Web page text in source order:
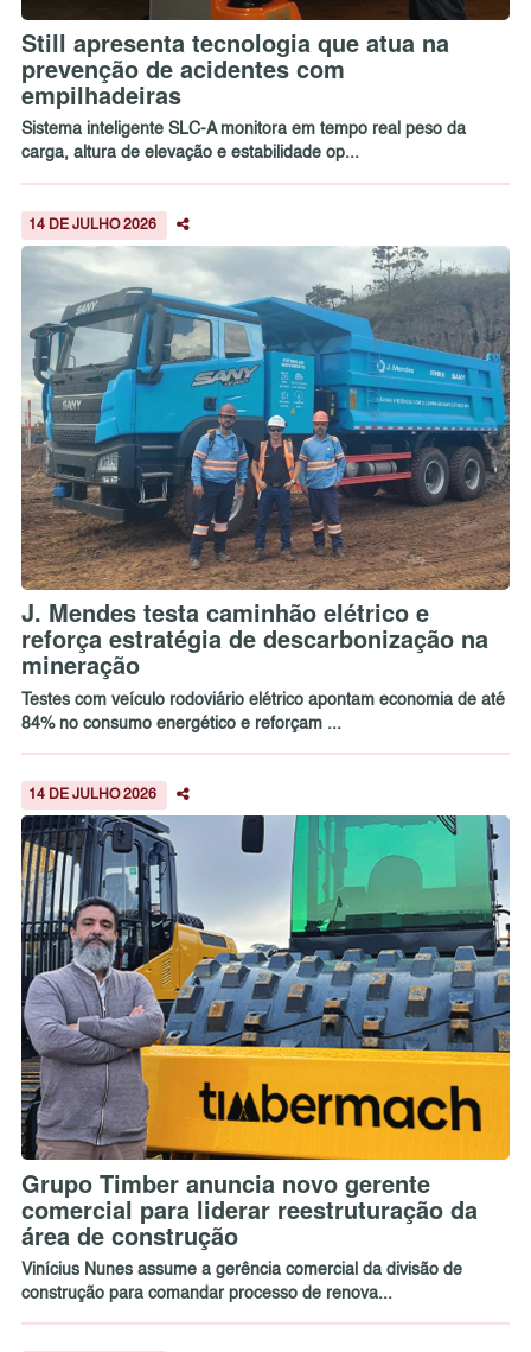
Still apresenta tecnologia que atua na
prevenção de acidentes com
empilhadeiras
Sistema inteligente SLC-A monitora em tempo real peso da
carga, altura de elevação e estabilidade op...
14 DE JULHO 2026
J. Mendes testa caminhão elétrico e
reforça estratégia de descarbonização na
mineração
Testes com veículo rodoviário elétrico apontam economia de até
84% no consumo energético e reforçam ...
14 DE JULHO 2026
Grupo Timber anuncia novo gerente
comercial para liderar reestruturação da
área de construção
Vinícius Nunes assume a gerência comercial da divisão de
construção para comandar processo de renova...